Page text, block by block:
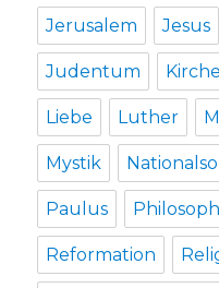
Jerusalem Jesus
Judentum Kirche
Liebe Luther
Mystik
Paulus
Reformation